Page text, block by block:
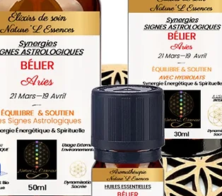
de soin sontpurifiés
énergétiques et spirituelles